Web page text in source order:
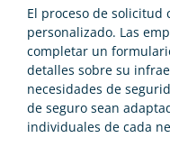
El proceso de solicitud
personalizado. Las
completar un
detalles sobre su
necesidades de
de seguro sean
individuales de cada